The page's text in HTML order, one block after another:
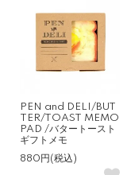
PEN and DELI/BUT
TER/TOAST MEMO
PAD /バタートースト
ギフトメモ
880円(税込)